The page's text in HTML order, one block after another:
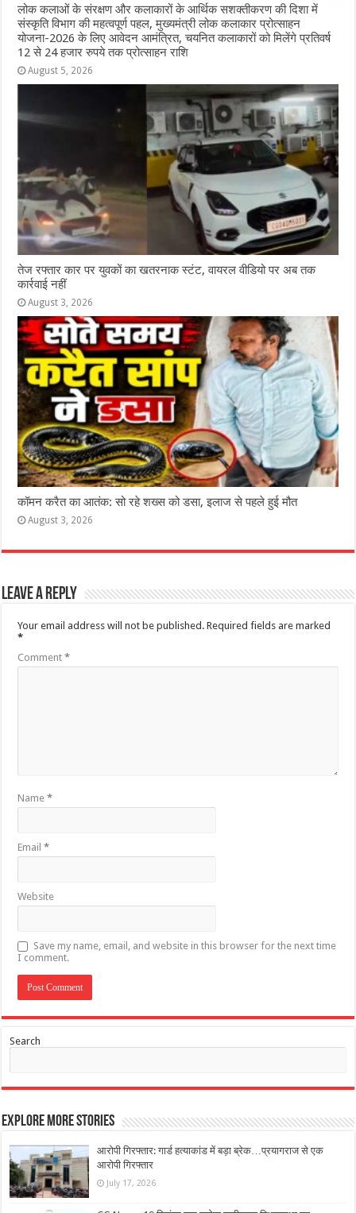
लोक कलाओं के संरक्षण और कलाकारों के आर्थिक सशक्तीकरण की दिशा में
संस्कृति विभाग की महत्वपूर्ण पहल, मुख्यमंत्री लोक कलाकार प्रोत्साहन
योजना-2026 के लिए आवेदन आमंत्रित, चयनित कलाकारों को मिलेंगे प्रतिवर्ष
12 से 24 हजार रुपये तक प्रोत्साहन राशि
August 5, 2026
तेज रफ्तार कार पर युवकों का खतरनाक स्टंट, वायरल वीडियो पर अब तक
कार्रवाई नहीं
August 3, 2026
कॉमन करैत का आतंक: सो रहे शख्स को डसा, इलाज से पहले हुई मौत
August 3, 2026
Leave a Reply
Your email address will not be published. Required fields are marked
*
Comment*
Name*
Email*
Website
Save my name, email, and website in this browser for the next time
I comment.
Search
Explore More Stories
आरोपी गिरफ्तार: गार्ड हत्याकांड में बड़ा ब्रेक…प्रयागराज से एक
आरोपी गिरफ्तार
July 17, 2026